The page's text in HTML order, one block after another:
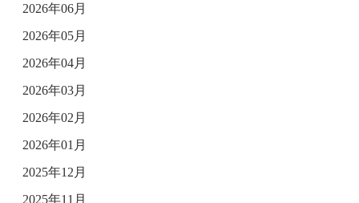
2026年06月
2026年05月
2026年04月
2026年03月
2026年02月
2026年01月
2025年12月
2025年11月